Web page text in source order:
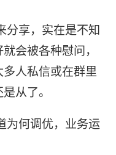
分享，实在是不知
会被各种慰问，
人私信或在群里
从了。
为何调优，业务运